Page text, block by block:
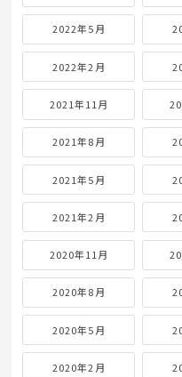
2022年5月
2022年2月
2021年11月
2021年8月
2021年5月
2021年2月
2020年11月
2020年8月
2020年5月
2020年2月